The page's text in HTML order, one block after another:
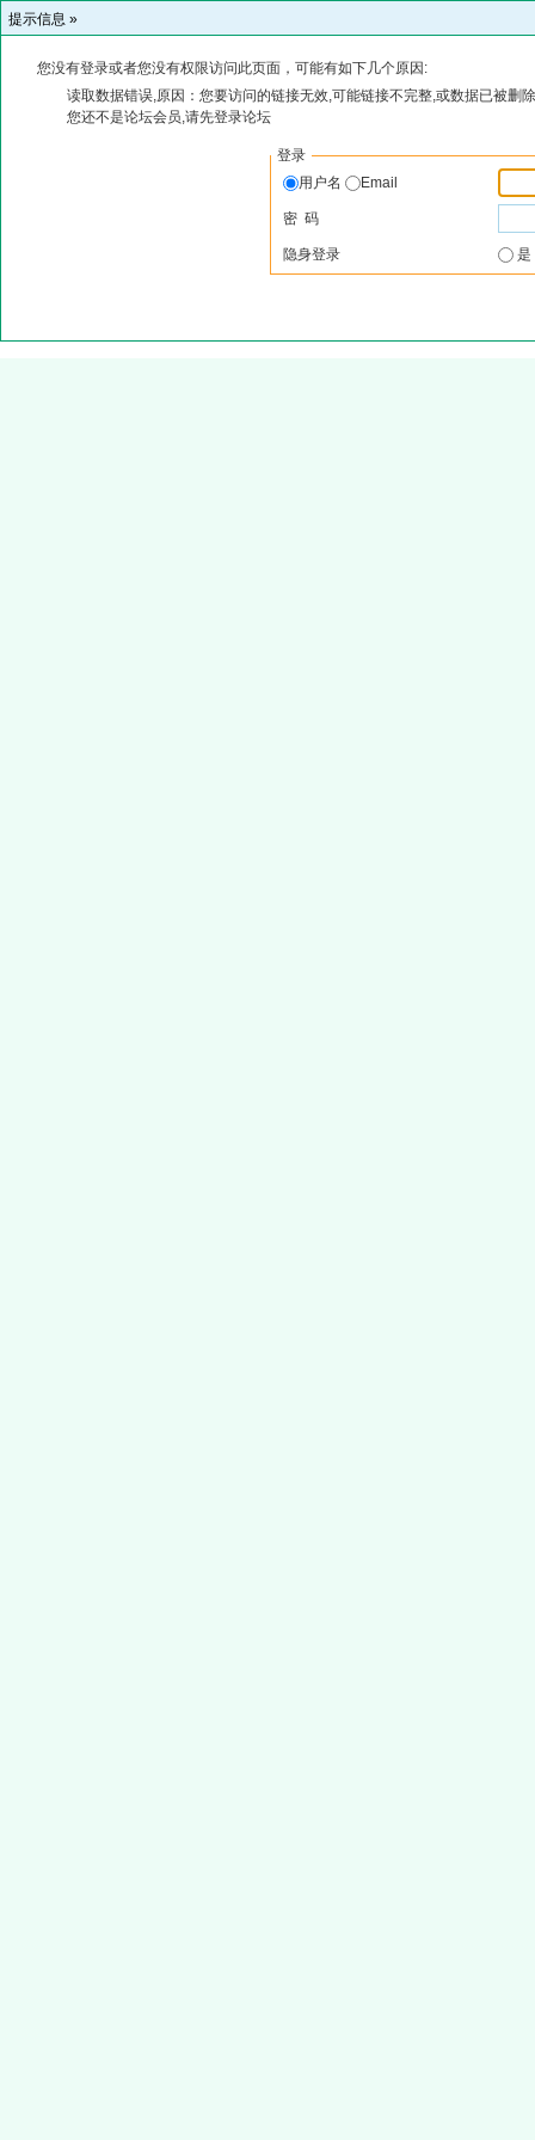
提示信息 »
您没有登录或者您没有权限访问此页面，可能有如下几个原因:
读取数据错误,原因：您要访问的链接无效,可能链接不完整,或数据已被删
您还不是论坛会员,请先登录论坛
登录
用户名
Email
密 码
隐身登录